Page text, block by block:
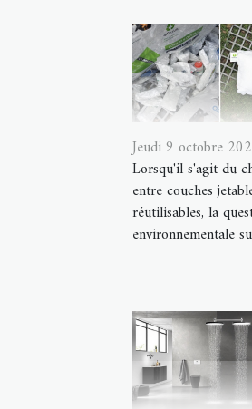
Jeudi 9 octobre
Lorsqu'il s'agit du
entre couches
réutilisables, la
environnementale